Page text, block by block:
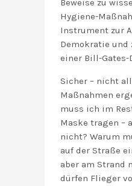
Beweise zu
Hygiene-
Instrument zur
Demokratie
einer Bill-
Sicher – nicht
Maßnahmen
muss ich im
Maske tragen –
nicht? Warum
auf der Straße
aber am Strand
dürfen Flieger